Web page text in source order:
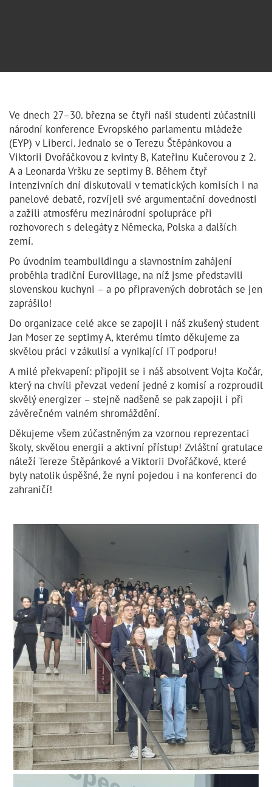
Ve dnech 27–30. března se čtyři naši studenti zúčastnili
národní konference Evropského parlamentu mládeže
(EYP) v Liberci. Jednalo se o Terezu Štěpánkovou a
Viktorii Dvořáčkovou z kvinty B, Kateřinu Kučerovou z 2.
A a Leonarda Vršku ze septimy B. Během čtyř
intenzivních dní diskutovali v tematických komisích i na
panelové debatě, rozvíjeli své argumentační dovednosti
a zažili atmosféru mezinárodní spolupráce při
rozhovorech s delegáty z Německa, Polska a dalších
zemí.
Po úvodním teambuildingu a slavnostním zahájení
proběhla tradiční Eurovillage, na níž jsme představili
slovenskou kuchyni – a po připravených dobrotách se jen
zaprášilo!
Do organizace celé akce se zapojil i náš zkušený student
Jan Moser ze septimy A, kterému tímto děkujeme za
skvělou práci v zákulisí a vynikající IT podporu!
A milé překvapení: připojil se i náš absolvent Vojta Kočár,
který na chvíli převzal vedení jedné z komisí a rozproudil
skvělý energizer – stejně nadšeně se pak zapojil i při
závěrečném valném shromáždění.
Děkujeme všem zúčastněným za vzornou reprezentaci
školy, skvělou energii a aktivní přístup! Zvláštní gratulace
náleží Tereze Štěpánkové a Viktorii Dvořáčkové, které
byly natolik úspěšné, že nyní pojedou i na konferenci do
zahraničí!